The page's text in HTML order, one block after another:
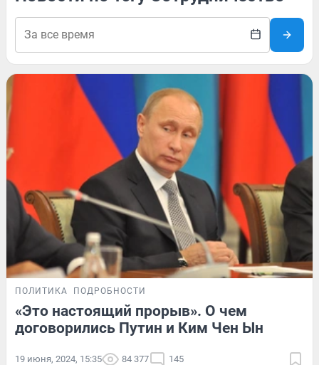
ПОЛИТИКА ПОДРОБНОСТИ
«Это настоящий прорыв». О чем
договорились Путин и Ким Чен Ын
19 июня, 2024, 15:35 84 377 145